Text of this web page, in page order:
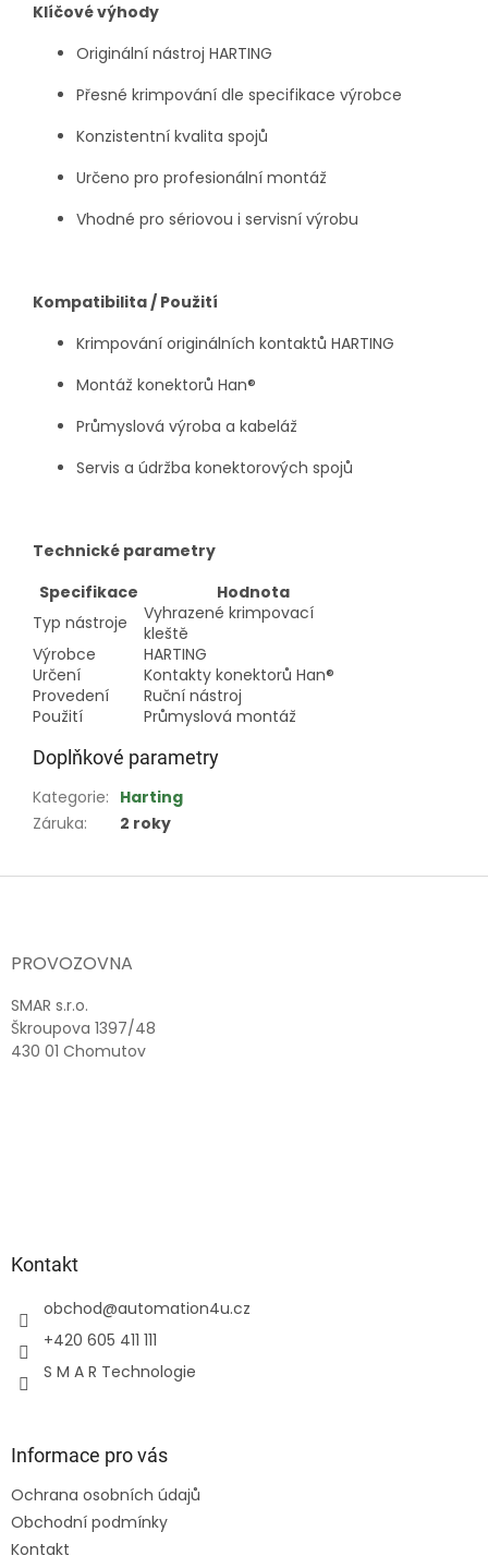
Klíčové výhody
Originální nástroj HARTING
Přesné krimpování dle specifikace výrobce
Konzistentní kvalita spojů
Určeno pro profesionální montáž
Vhodné pro sériovou i servisní výrobu
Kompatibilita / Použití
Krimpování originálních kontaktů HARTING
Montáž konektorů Han®
Průmyslová výroba a kabeláž
Servis a údržba konektorových spojů
Technické parametry
Specifikace
Hodnota
Typ nástroje
Vyhrazené krimpovací
kleště
Výrobce
HARTING
Určení
Kontakty konektorů Han®
Provedení
Ruční nástroj
Použití
Průmyslová montáž
Doplňkové parametry
Kategorie: Harting
Záruka: 2 roky
PROVOZOVNA
SMAR s.r.o.
Škroupova 1397/48
430 01 Chomutov
Kontakt
obchod@automation4u.cz
+420 605 411 111
S M A R Technologie
Informace pro vás
Ochrana osobních údajů
Obchodní podmínky
Kontakt